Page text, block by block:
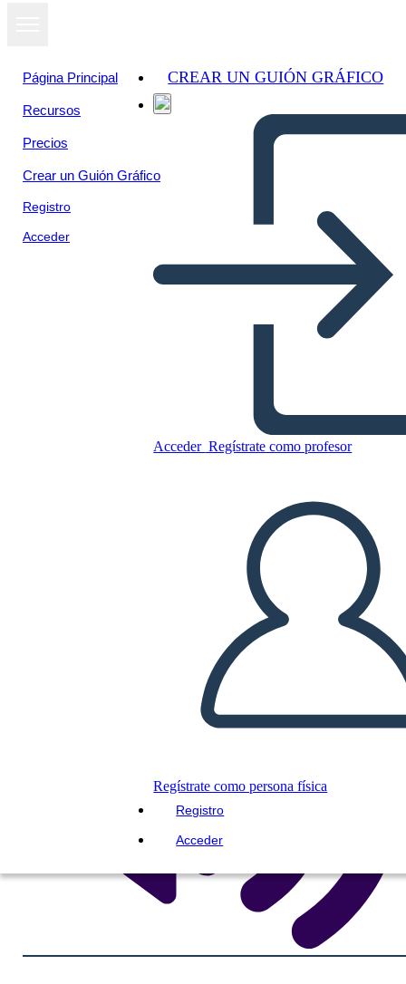
Página Principal
Recursos
Precios
Crear un Guión Gráfico
Registro
Acceder
CREAR UN GUIÓN GRÁFICO
Acceder Regístrate como profesor
Regístrate como persona física
Registro
Acceder
Allusioni di Fantasmi
CREAR UN GUIÓN GRÁFICO
JUEGO DE DIAPOSITIVAS
LEERME